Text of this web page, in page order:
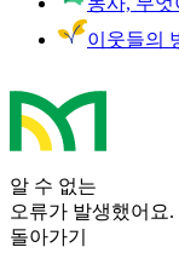
이웃들의
알 수 없는
오류가 발생했어요.
돌아가기